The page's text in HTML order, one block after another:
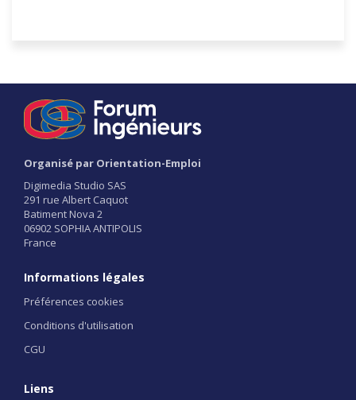
Organisé par Orientation-Emploi
Digimedia Studio SAS
291 rue Albert Caquot
Batiment Nova 2
06902 SOPHIA ANTIPOLIS
France
Informations légales
Préférences cookies
Conditions d'utilisation
CGU
Liens